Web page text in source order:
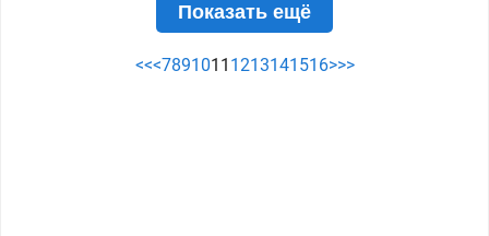
Показать ещё
<<<7891011 1213141516>>>